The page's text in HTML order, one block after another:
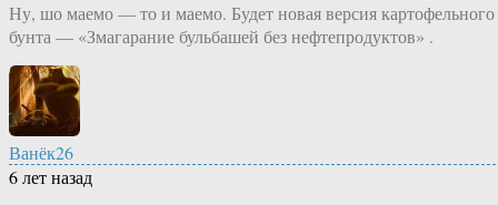
Ну, шо маемо — то и маемо. Будет новая версия картофельного
бунта — «Змагарание бульбашей без нефтепродуктов» .
Ванёк26
6 лет назад